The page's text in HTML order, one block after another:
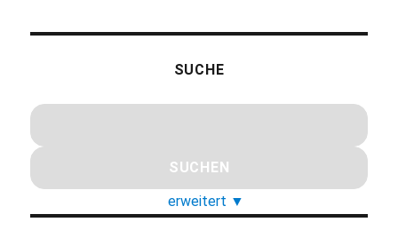
SUCHE
erweitert ▼